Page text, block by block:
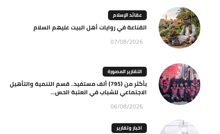
عقائد الإسلام
القناعة في روايات أهل البيت عليهم السلام
07/08/2026
التقارير المصورة
بأكثر من (795) ألف مستفيد.. قسم التنمية والتأهيل
الاجتماعي للشباب في العتبة الحس...
06/08/2026
اخبار وتقارير